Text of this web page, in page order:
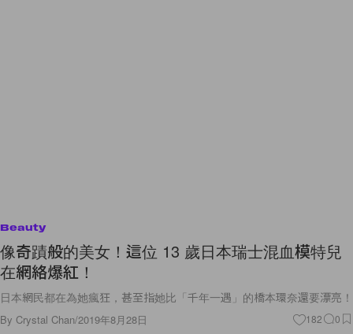
Beauty
像奇蹟般的美女！這位 13 歲日本瑞士混血模特兒
在網絡爆紅！
日本網民都在為她瘋狂，甚至指她比「千年一遇」的橋本環奈還要漂亮！
By Crystal Chan/2019年8月28日 182 0